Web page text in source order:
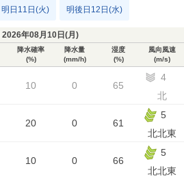
明日11日(火) 明後日12日(水)
2026年08月10日(月 )
降水確率
(%)
降水量
(mm/h)
湿度
(%)
風向風速
(m/s)
10 0 65
4
北
20 0 61
5
北北東
10 0 66
5
北北東